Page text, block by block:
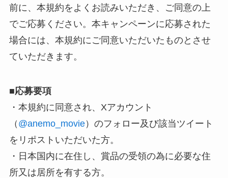
前に、本規約をよくお読みいただき、ご同意の上
でご応募ください。本キャンペーンに応募された
場合には、本規約にご同意いただいたものとさせ
ていただきます。
■応募要項
・本規約に同意され、Xアカウント
（ @anemo_movie）のフォロー及び該当ツイート
をリポストいただいた方。
・日本国内に在住し、賞品の受領の為に必要な住
所又は居所を有する方。